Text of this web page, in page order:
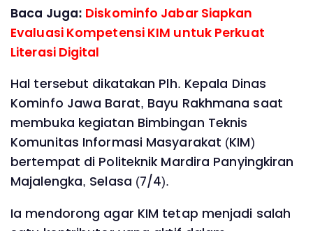
Baca Juga: Diskominfo Jabar Siapkan
Evaluasi Kompetensi KIM untuk Perkuat
Literasi Digital
Hal tersebut dikatakan Plh. Kepala Dinas
Kominfo Jawa Barat, Bayu Rakhmana saat
membuka kegiatan Bimbingan Teknis
Komunitas Informasi Masyarakat (KIM)
bertempat di Politeknik Mardira Panyingkiran
Majalengka, Selasa (7/4).
Ia mendorong agar KIM tetap menjadi salah